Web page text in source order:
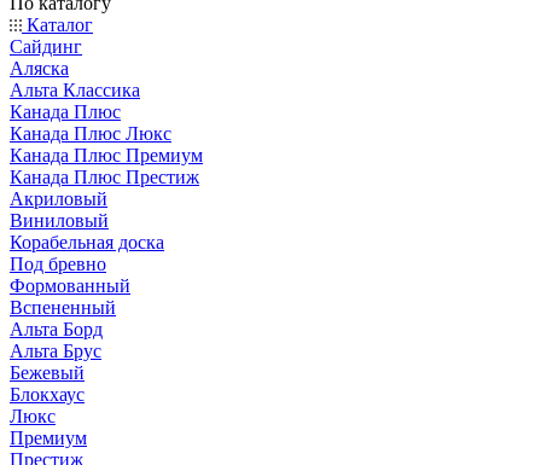
Каталог
Сайдинг
Аляска
Альта Классика
Канада Плюс
Канада Плюс Люкс
Канада Плюс Премиум
Канада Плюс Престиж
Акриловый
Виниловый
Корабельная доска
Под бревно
Формованный
Вспененный
Альта Борд
Альта Брус
Бежевый
Блокхаус
Люкс
Премиум
Престиж